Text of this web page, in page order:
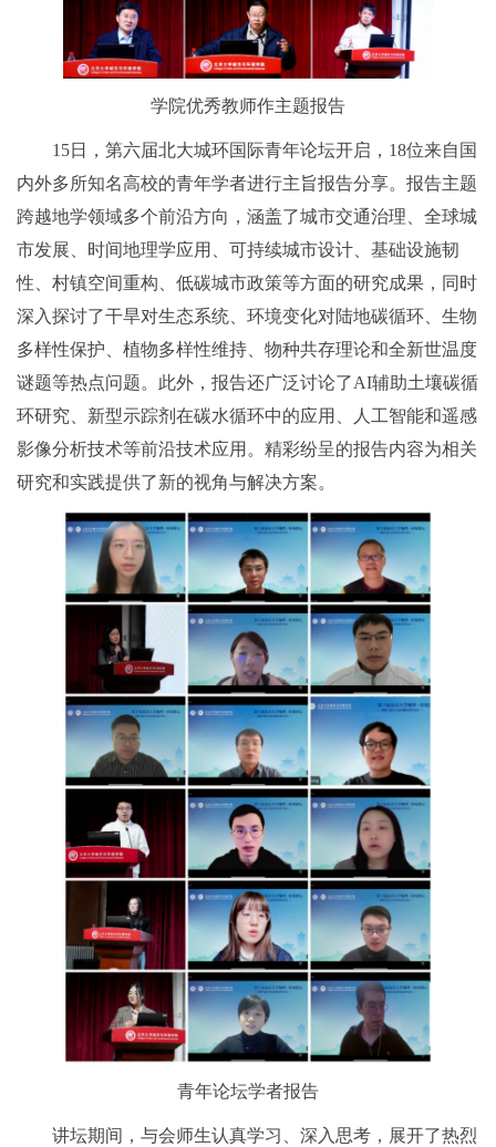
学院优秀教师作主题报告
15日，第六届北大城环国际青年论坛开启，18位来自国
内外多所知名高校的青年学者进行主旨报告分享。报告主题
跨越地学领域多个前沿方向，涵盖了城市交通治理、全球城
市发展、时间地理学应用、可持续城市设计、基础设施韧
性、村镇空间重构、低碳城市政策等方面的研究成果，同时
深入探讨了干旱对生态系统、环境变化对陆地碳循环、生物
多样性保护、植物多样性维持、物种共存理论和全新世温度
谜题等热点问题。此外，报告还广泛讨论了AI辅助土壤碳循
环研究、新型示踪剂在碳水循环中的应用、人工智能和遥感
影像分析技术等前沿技术应用。精彩纷呈的报告内容为相关
研究和实践提供了新的视角与解决方案。
青年论坛学者报告
讲坛期间，与会师生认真学习、深入思考，展开了热烈